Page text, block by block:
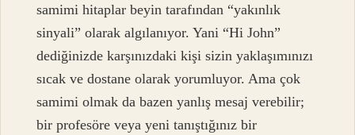
samimi hitaplar beyin tarafından “yakınlık
sinyali” olarak algılanıyor. Yani “Hi John”
dediğinizde karşınızdaki kişi sizin yaklaşımınızı
sıcak ve dostane olarak yorumluyor. Ama çok
samimi olmak da bazen yanlış mesaj verebilir;
bir profesöre veya yeni tanıştığınız bir